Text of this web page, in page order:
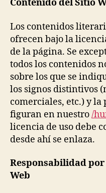
Contenido del Sitio
Los contenidos
ofrecen bajo la
de la página. Se
todos los contenidos
sobre los que se
los signos distintivos
comerciales, etc.) y
figuran en nuestro/
licencia de uso debe
desde ahí se enlaza.
Responsabilidad
Web